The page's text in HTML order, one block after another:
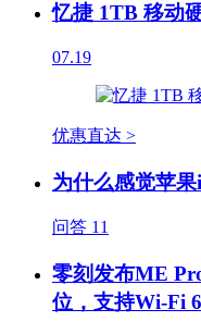
忆捷 1TB 移动
07.19
优惠直达 >
为什么感觉苹
问答 11
零刻发布ME
位，支持Wi-Fi